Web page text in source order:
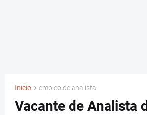
Inicio empleo de analista
Vacante de Analista